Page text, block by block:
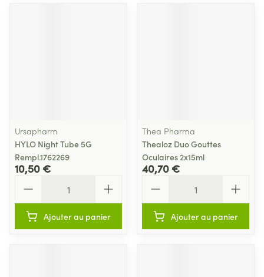
Ursapharm
HYLO Night Tube 5G
Rempl.1762269
10,50 €
Ajouter au panier
Thea Pharma
Thealoz Duo Gouttes
Oculaires 2x15ml
40,70 €
Ajouter au panier